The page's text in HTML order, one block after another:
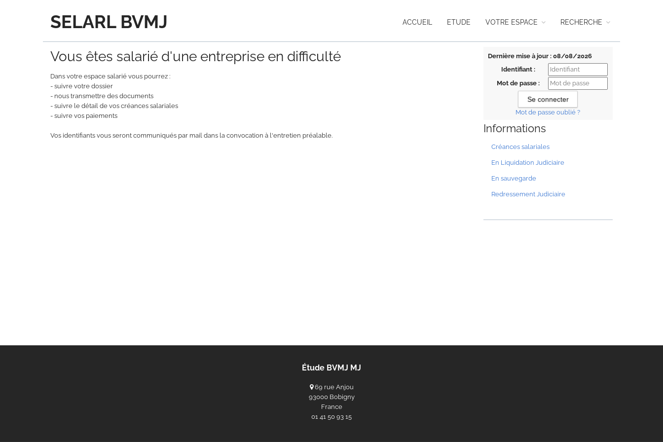
SELARL BVMJ ACCUEIL ETUDE VOTRE ESPACE RECHERCHE
Dernière mise à jour : 08/08/2026
Identifiant :
Mot de passe :
Mot de passe oublié ?
Informations
Créances salariales
En Liquidation Judiciaire
En sauvegarde
Redressement Judiciaire
Vous êtes salarié d'une entreprise en difficulté
Dans votre espace salarié vous pourrez :
- suivre votre dossier
- nous transmettre des documents
- suivre le détail de vos créances salariales
- suivre vos paiements
Vos identifiants vous seront communiqués par mail dans la convocation à l'entretien préalable.
Étude BVMJ MJ
69 rue Anjou
93000 Bobigny
France
‭01 41 50 93 15‬